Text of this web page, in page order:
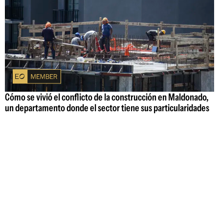
Cómo se vivió el conflicto de la construcción en Maldonado,
un departamento donde el sector tiene sus particularidades